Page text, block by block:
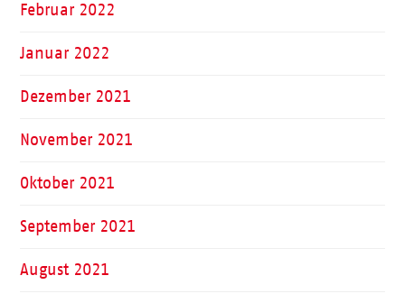
Februar 2022
Januar 2022
Dezember 2021
November 2021
Oktober 2021
September 2021
August 2021